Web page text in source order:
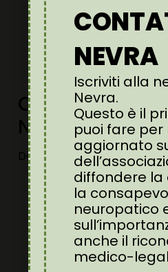
5X1000
nostro impegno e chi
contributo è poi
ha impiegato i fondi
Come
Nevra?
Destinare il tuo 5×1000 a
Compila la tua
(Modello 730, CU o
Trova la sezione
5×1000 .
Inserisci il codice
(
97923000158 ) nella
“
enti del volontariato,
NEVRA
Iscriviti alla
Nevra.
Questo è il
puoi fare
aggiornato
diffondere la
la
neuropatico
anche il
medico-